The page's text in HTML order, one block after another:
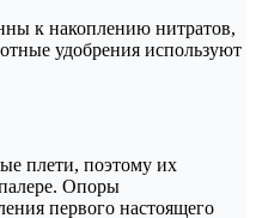
к накоплению нитратов,
удобрения используют
плети, поэтому их
Опоры
первого настоящего